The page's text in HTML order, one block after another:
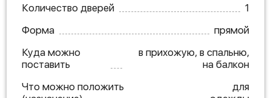
Количество дверей
1
Форма
прямой
Куда можно
поставить
в прихожую, в спальню,
на балкон
Что можно положить
для